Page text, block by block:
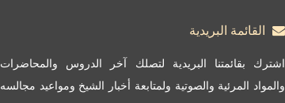
القائمة البريدية
اشترك بقائمتنا البريدية لتصلك آخر الدروس والمحاضرات
والمواد المرئية والصوتية ولمتابعة أخبار الشيخ ومواعيد مجالسه